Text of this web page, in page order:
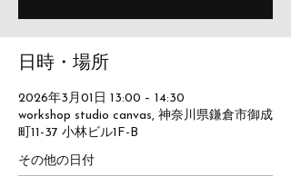
日時・場所
2026年3月01日 13:00 – 14:30
workshop studio canvas, 神奈川県鎌倉市御成
町11-37 小林ビル1F-B
その他の日付